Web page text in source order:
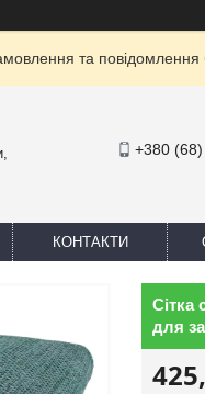
та
+380
КОНТАКТИ
Сітка
для